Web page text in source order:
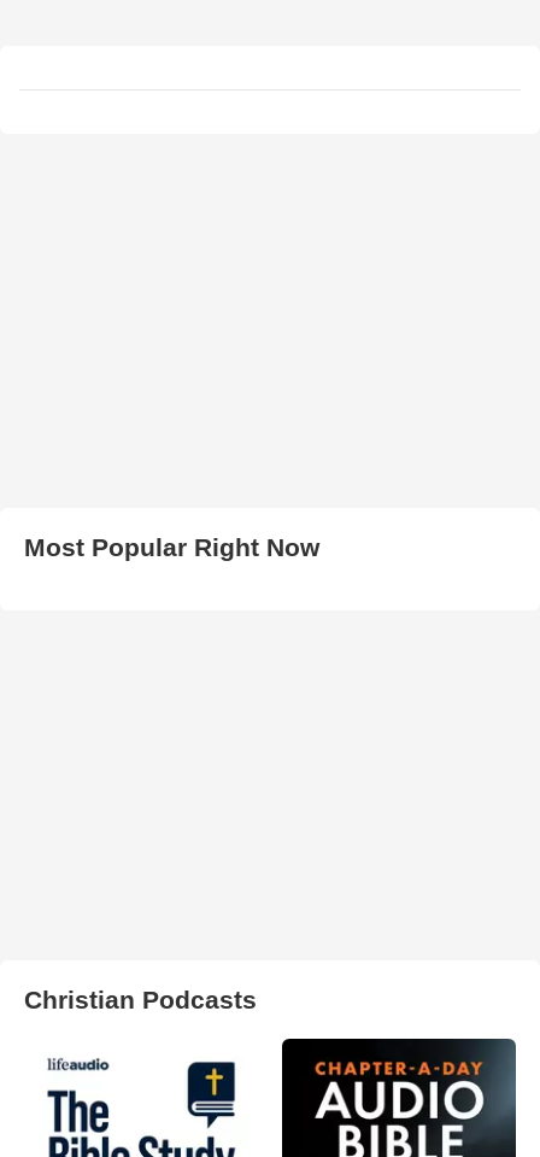
Most Popular Right Now
Christian Podcasts